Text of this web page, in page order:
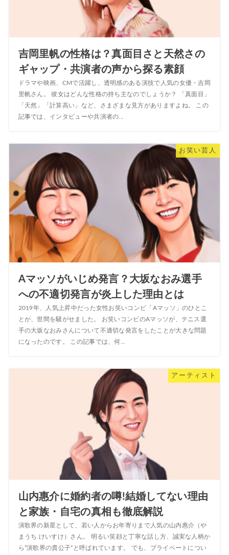
吉岡里帆の性格は？真面目さと天然さの
ギャップ・共演者の声から探る素顔
ドラマや映画、CMで活躍し、透明感のある演技で人気の女優・吉岡
里帆さん。 彼女はどんな性格の持ち主なのでしょうか？ 「真面目」
「天然」「計算高い」など、さまざまな見方がありますよね。 この
記事では、インタビューや共演者の...
お笑い芸人
Aマッソがいじめ発言？大坂なおみ選手
への不適切発言が炎上した理由とは
2019年、人気上昇中だった女性お笑いコンビ「Aマッソ」のひとこ
とが、世間を騒がせました。 お笑いコンビのAマッソが、テニス選
手の大坂なおみさんについて不適切な発言をしたことが大きな問題
になったのです。 この記事では、何...
アーティスト
山内惠介に婚約者の噂!結婚してない理由
と家族・自宅の真相も徹底解説
演歌界の新星として、若い人からお年寄りまで人気の山内惠介（や
まうち けいすけ）さん。 明るい笑顔と丁寧な話し方、誠実な人柄か
ら”演歌界の貴公子”と呼ばれています。 でも、プライベートについ